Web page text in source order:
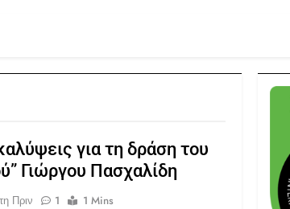
για τη δράση του
Γιώργου Πασχαλίδη
Πριν 1
1 Mins